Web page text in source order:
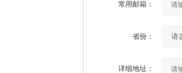
常用邮箱：
省份：
详细地址：